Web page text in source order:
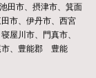
田市、摂津市、箕面
市、伊丹市、西宮
屋川市、門真市、
市、豊能郡 豊能